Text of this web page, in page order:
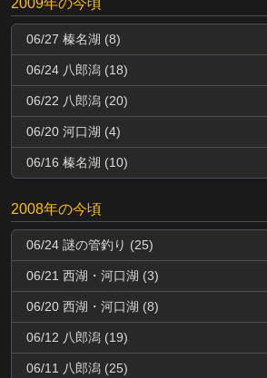
2009年の今頃
06/27 榛名湖 (8)
06/24 八郎潟 (18)
06/22 八郎潟 (20)
06/20 河口湖 (4)
06/16 榛名湖 (10)
2008年の今頃
06/24 謎の管釣り (25)
06/21 西湖・河口湖 (3)
06/20 西湖・河口湖 (8)
06/12 八郎潟 (19)
06/11 八郎潟 (25)